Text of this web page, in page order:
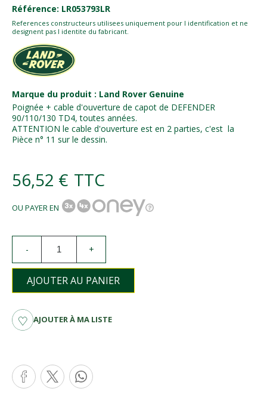
Référence: LR053793LR
References constructeurs utilisees uniquement pour l identification et ne
designent pas l identite du fabricant.
Marque du produit : Land Rover Genuine
Poignée + cable d'ouverture de capot de DEFENDER
90/110/130 TD4, toutes années.
ATTENTION le cable d'ouverture est en 2 parties, c'est la
Pièce n° 11 sur le dessin.
56,52 € TTC
OU PAYER EN
- +
AJOUTER AU PANIER
AJOUTER À MA LISTE